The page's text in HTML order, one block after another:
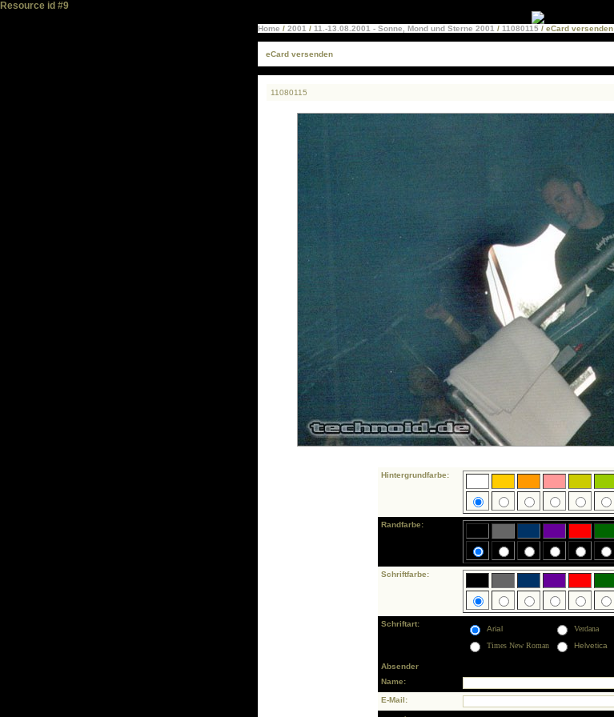
Resource id #9
Home / 2001 / 11.-13.08.2001 - Sonne, Mond und Sterne 2001 / 11080115 / eCard versenden
eCard versenden
11080115
Hintergrundfarbe:
Randfarbe:
Schriftfarbe:
Schriftart:
Arial
Verdana
Times New Roman
Helvetica
Absender
Name:
E-Mail: